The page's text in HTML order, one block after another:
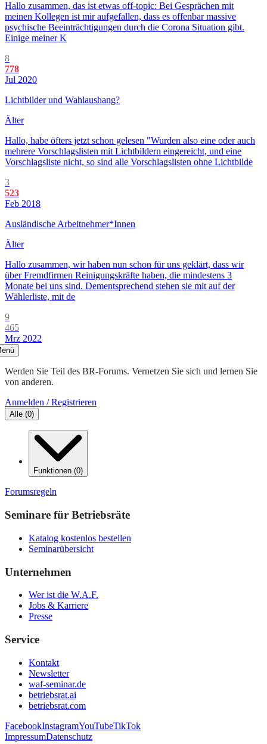
Hallo zusammen, das ist etwas off-topic: Bei Gesprächen mit
meinen Kollegen ist mir aufgefallen, dass es offenbar massive
psychische Beeinträchtigungen durch die Corona Situation gibt.
Einige meiner K
8
778
Jul 2020
Lichtbilder und Wahlaushang?
Älter
Hallo, habe öfters jetzt schon gelesen "Wurden also eine oder auch
mehrere Vorschlagslisten mit Lichtbildern eingereicht, und eine
Vorschlagsliste nicht, so sind alle Vorschlagslisten ohne Lichtbilde
3
523
Feb 2018
Ausländische Arbeitnehmer*Innen
Älter
Hallo zusammen, wir haben nun schon für uns geklärt, dass wir
über Fremdfirmen Reinigungskräfte haben, die mindestens 3
Monate bei uns sind. Dementsprechend stehen sie mit auf der
Wählerliste, mit de
9
465
Mrz 2022
Werden Sie Teil des BR-Forums. Vernetzen Sie sich und lernen Sie
von anderen.
Anmelden / Registrieren
Alle (0)
Funktionen (0)
Forumsregeln
Seminare für Betriebsräte
Katalog kostenlos bestellen
Seminarübersicht
Unternehmen
Wer ist die W.A.F.
Jobs & Karriere
Presse
Service
Kontakt
Newsletter
waf-seminar.de
betriebsrat.ai
betriebsrat.com
FacebookInstagramYouTubeTikTok
ImpressumDatenschutz